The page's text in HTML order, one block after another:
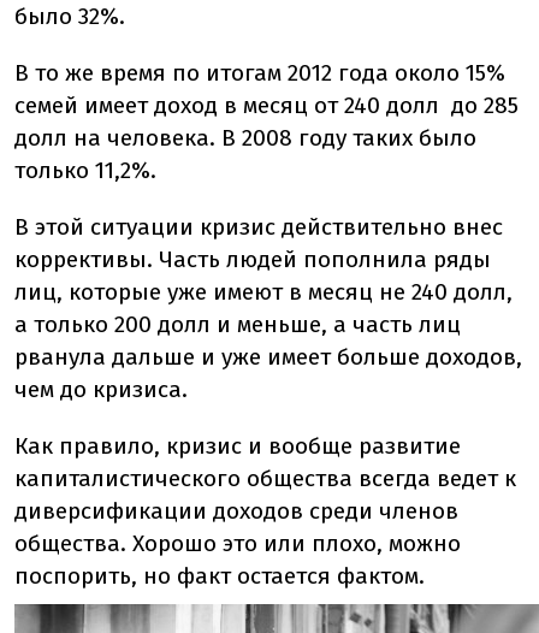
было 32%.
В то же время по итогам 2012 года около 15%
семей имеет доход в месяц от 240 долл до 285
долл на человека. В 2008 году таких было
только 11,2%.
В этой ситуации кризис действительно внес
коррективы. Часть людей пополнила ряды
лиц, которые уже имеют в месяц не 240 долл,
а только 200 долл и меньше, а часть лиц
рванула дальше и уже имеет больше доходов,
чем до кризиса.
Как правило, кризис и вообще развитие
капиталистического общества всегда ведет к
диверсификации доходов среди членов
общества. Хорошо это или плохо, можно
поспорить, но факт остается фактом.